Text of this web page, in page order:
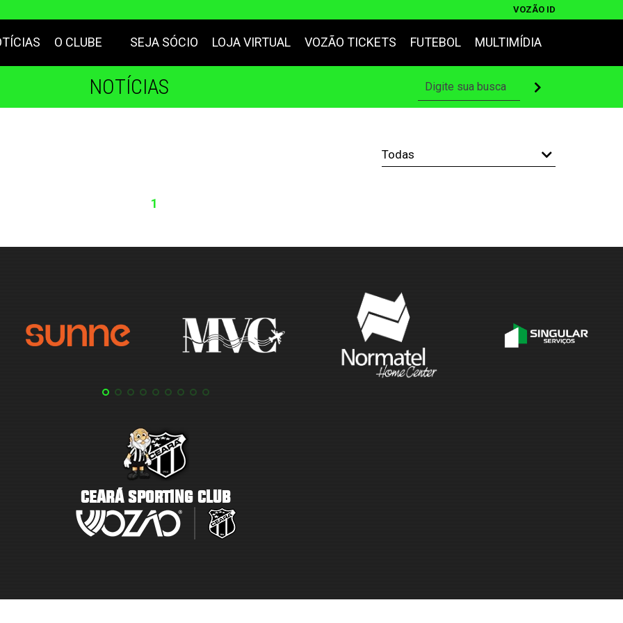
VOZÃO ID
O CLUBE SEJA SÓCIO LOJA VIRTUAL VOZÃO TICKETS FUTEBOL MULTIMÍDIA
NOTÍCIAS
1
CEARÁ SPORTING CLUB